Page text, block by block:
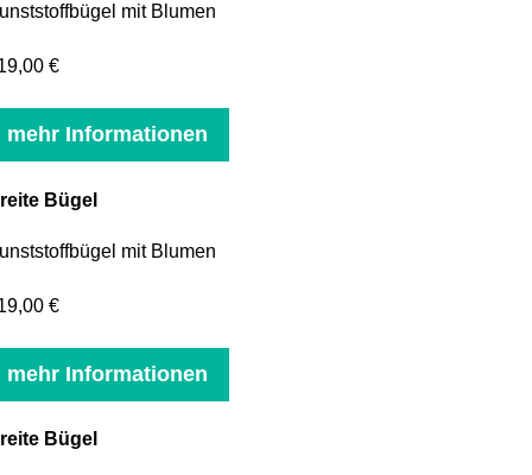
mit Blumen
€
mehr Informationen
Bügel
mit Blumen
€
mehr Informationen
Bügel